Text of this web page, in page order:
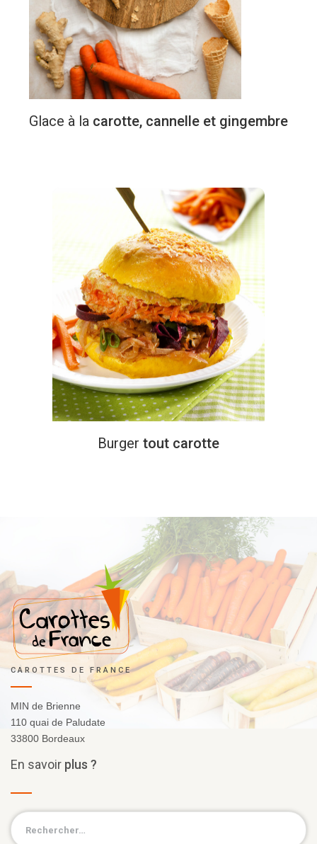
Glace à la carotte, cannelle et gingembre
Burger tout carotte
CAROTTES DE FRANCE
MIN de Brienne
110 quai de Paludate
33800 Bordeaux
En savoir plus ?